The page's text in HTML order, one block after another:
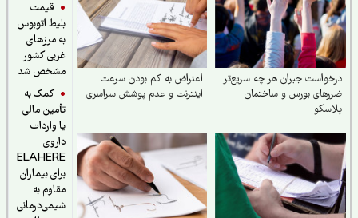
قیمت
بلیط اتوبوس
به مرزهای
غربی کشور
مشخص شد
کمک به
تأمین مالی
یا واردات
داروی
ELAHERE
برای بیماران
مقاوم به
شیمی‌درمانی
جبران هر چه سریع‌تر
بورس و ساختمان
اعتراض به کم بودن سرعت
اینترنت و عدم پوشش سراسری